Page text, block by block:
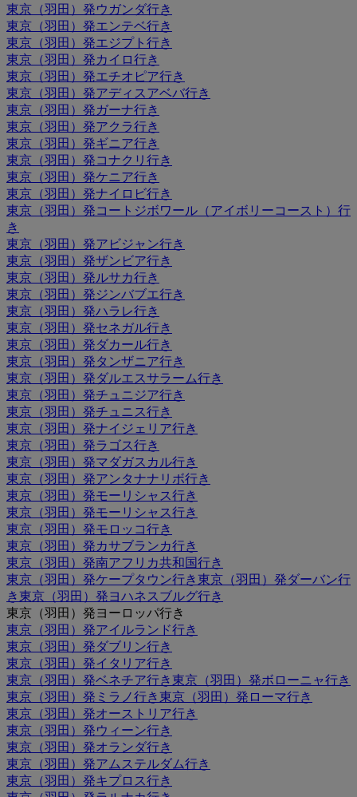
東京（羽田）発ウガンダ行き
東京（羽田）発エンテベ行き
東京（羽田）発エジプト行き
東京（羽田）発カイロ行き
東京（羽田）発エチオピア行き
東京（羽田）発アディスアベバ行き
東京（羽田）発ガーナ行き
東京（羽田）発アクラ行き
東京（羽田）発ギニア行き
東京（羽田）発コナクリ行き
東京（羽田）発ケニア行き
東京（羽田）発ナイロビ行き
東京（羽田）発コートジボワール（アイボリーコースト）行
き
東京（羽田）発アビジャン行き
東京（羽田）発ザンビア行き
東京（羽田）発ルサカ行き
東京（羽田）発ジンバブエ行き
東京（羽田）発ハラレ行き
東京（羽田）発セネガル行き
東京（羽田）発ダカール行き
東京（羽田）発タンザニア行き
東京（羽田）発ダルエスサラーム行き
東京（羽田）発チュニジア行き
東京（羽田）発チュニス行き
東京（羽田）発ナイジェリア行き
東京（羽田）発ラゴス行き
東京（羽田）発マダガスカル行き
東京（羽田）発アンタナナリボ行き
東京（羽田）発モーリシャス行き
東京（羽田）発モーリシャス行き
東京（羽田）発モロッコ行き
東京（羽田）発カサブランカ行き
東京（羽田）発南アフリカ共和国行き
東京（羽田）発ケープタウン行き東京（羽田）発ダーバン行
き東京（羽田）発ヨハネスブルグ行き
東京（羽田）発ヨーロッパ行き
東京（羽田）発アイルランド行き
東京（羽田）発ダブリン行き
東京（羽田）発イタリア行き
東京（羽田）発ベネチア行き東京（羽田）発ボローニャ行き
東京（羽田）発ミラノ行き東京（羽田）発ローマ行き
東京（羽田）発オーストリア行き
東京（羽田）発ウィーン行き
東京（羽田）発オランダ行き
東京（羽田）発アムステルダム行き
東京（羽田）発キプロス行き